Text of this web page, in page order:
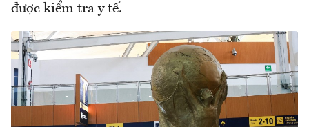
được kiểm tra y tế.